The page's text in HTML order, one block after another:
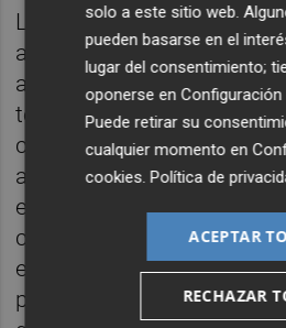
La Junta de Gobierno
aprobado iniciar el
adjudicación. En el pliego
técnicas particulares que
contratación, figura entre
actuaciones a realizar
ediciones, la estancia de
campamento de
espectáculo pirotécnico,
puestos artesanos y
solo a este sitio web.
pueden basarse en el
lugar del consentimiento;
oponerse enConfiguración
Puede retirar su
cualquier momento en
cookies .Política de
ACEPTAR
RECHAZAR